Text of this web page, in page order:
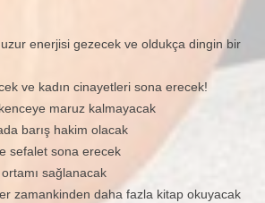
enerjisi gezecek ve oldukça dingin bir
ve kadın cinayetleri sona erecek!
maruz kalmayacak
barış hakim olacak
sefalet sona erecek
sağlanacak
zamankinden daha fazla kitap okuyacak